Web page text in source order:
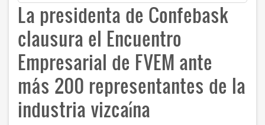
La presidenta de Confebask
clausura el Encuentro
Empresarial de FVEM ante
más 200 representantes de la
industria vizcaína